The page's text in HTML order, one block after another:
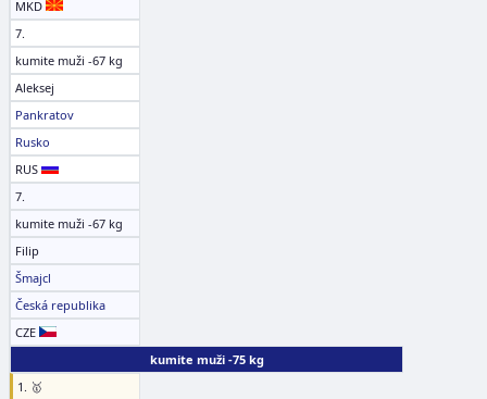
MKD
7.
kumite muži -67 kg
Aleksej
Pankratov
Rusko
RUS
7.
kumite muži -67 kg
Filip
Šmajcl
Česká republika
CZE
kumite muži -75 kg
1. 🥇